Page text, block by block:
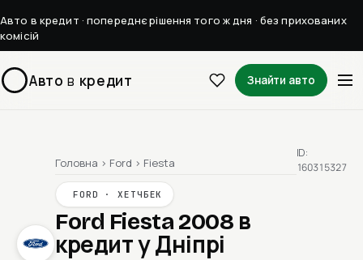
Авто в кредит · попереднє рішення того ж дня · без прихованих
комісій
Авто в кредит Знайти авто
Головна › Ford › Fiesta
FORD · ХЕТЧБЕК
Ford Fiesta 2008 в
кредит у Дніпрі
ID:
160315327